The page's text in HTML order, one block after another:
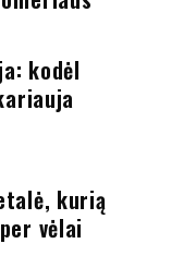
kodėl
kurią
vėlai